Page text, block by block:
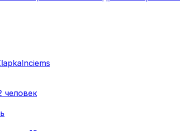
человек